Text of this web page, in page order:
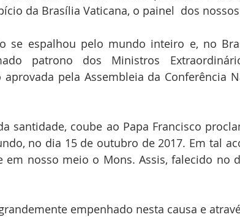
da Brasília Vaticana, o painel  dos
se espalhou pelo mundo inteiro e, no
patrono dos Ministros
aprovada pela Assembleia da Conferência
santidade, coube ao Papa Francisco
no dia 15 de outubro de 2017. Em tal
em nosso meio o Mons. Assis, falecido no
empenhado nesta causa e